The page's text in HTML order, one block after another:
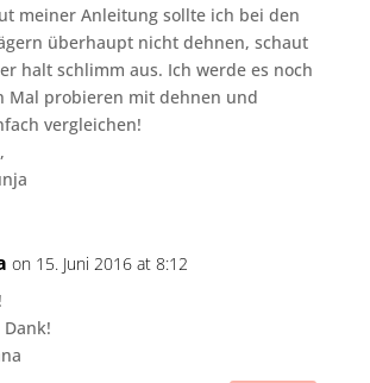
meiner Anleitung sollte ich bei den
überhaupt nicht dehnen, schaut
halt schlimm aus. Ich werde es noch
Mal probieren mit dehnen und
vergleichen!
on 15. Juni 2016 at 8:12